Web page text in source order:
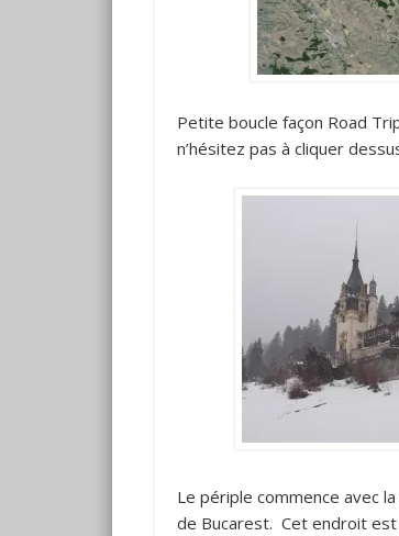
Petite boucle façon Road
n’hésitez pas à cliquer
Le périple commence avec
de Bucarest. Cet endroit